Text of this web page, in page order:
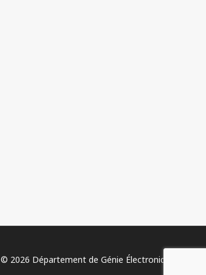
© 2026 Département de Génie Électronique